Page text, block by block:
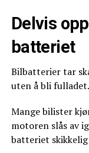
Delvis
batteriet
Bilbatterier tar
uten å bli fulladet.
Mange bilister
motoren slås av
batteriet